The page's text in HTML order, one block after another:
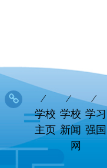
学校
主页
学校
新闻
网
学习
强国